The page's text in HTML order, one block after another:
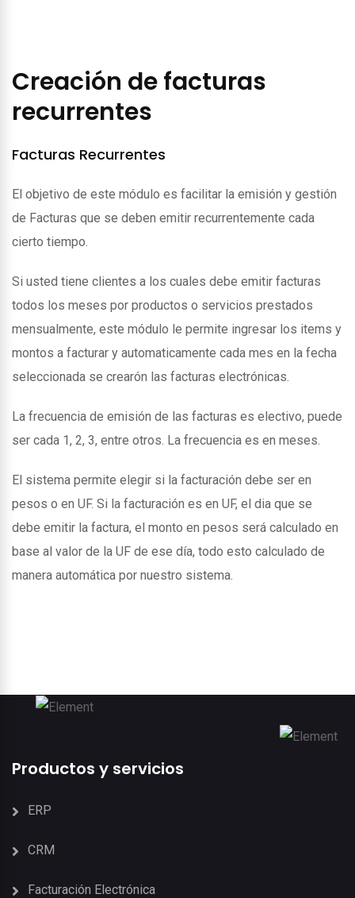
Creación de facturas
recurrentes
Facturas Recurrentes
El objetivo de este módulo es facilitar la emisión y gestión
de Facturas que se deben emitir recurrentemente cada
cierto tiempo.
Si usted tiene clientes a los cuales debe emitir facturas
todos los meses por productos o servicios prestados
mensualmente, este módulo le permite ingresar los items y
montos a facturar y automaticamente cada mes en la fecha
seleccionada se crearón las facturas electrónicas.
La frecuencia de emisión de las facturas es electivo, puede
ser cada 1, 2, 3, entre otros. La frecuencia es en meses.
El sistema permite elegir si la facturación debe ser en
pesos o en UF. Si la facturación es en UF, el dia que se
debe emitir la factura, el monto en pesos será calculado en
base al valor de la UF de ese día, todo esto calculado de
manera automática por nuestro sistema.
Productos y servicios
ERP
CRM
Facturación Electrónica